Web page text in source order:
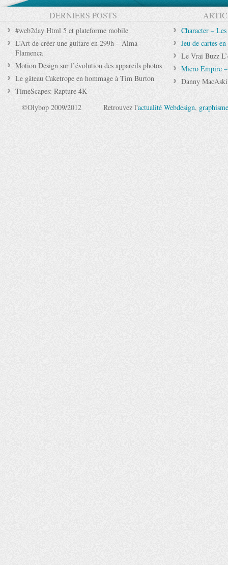
DERNIERS POSTS
#web2day Html 5 et plateforme mobile
L’Art de créer une guitare en 299h – Alma
Flamenca
Motion Design sur l’évolution des appareils photos
Le gâteau Caketrope en hommage à Tim Burton
TimeScapes: Rapture 4K
Character –
Jeu de cartes
Le Vrai Buzz
Micro Empire –
Danny
©Olybop 2009/2012 Retrouvez l'actualité Webdesign, graphisme